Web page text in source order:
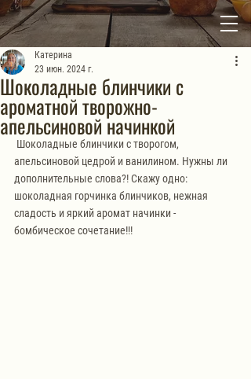
Шоколадные блинчики с
ароматной творожно-
апельсиновой начинкой
Катерина
23 июн. 2024 г.
Шоколадные блинчики с творогом,
апельсиновой цедрой и ванилином. Нужны ли
дополнительные слова?! Скажу одно:
шоколадная горчинка блинчиков, нежная
сладость и яркий аромат начинки -
бомбическое сочетание!!!